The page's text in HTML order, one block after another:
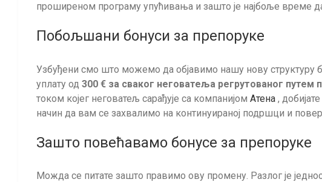
проширеном програму упућивања и зашто је најбоље време
Побољшани бонуси за препоруке
Узбуђени смо што можемо да објавимо нашу нову структуру
уплату од 300 € за сваког неговатеља регрутованог путем
током којег неговатељ сарађује са компанијом Атена ,
начин да вам се захвалимо на континуираној подршци и
Зашто повећавамо бонусе за препоруке
Можда се питате зашто правимо ову промену. Разлог је